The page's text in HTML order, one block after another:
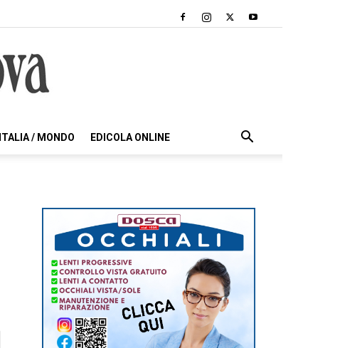
ITALIA / MONDO EDICOLA ONLINE